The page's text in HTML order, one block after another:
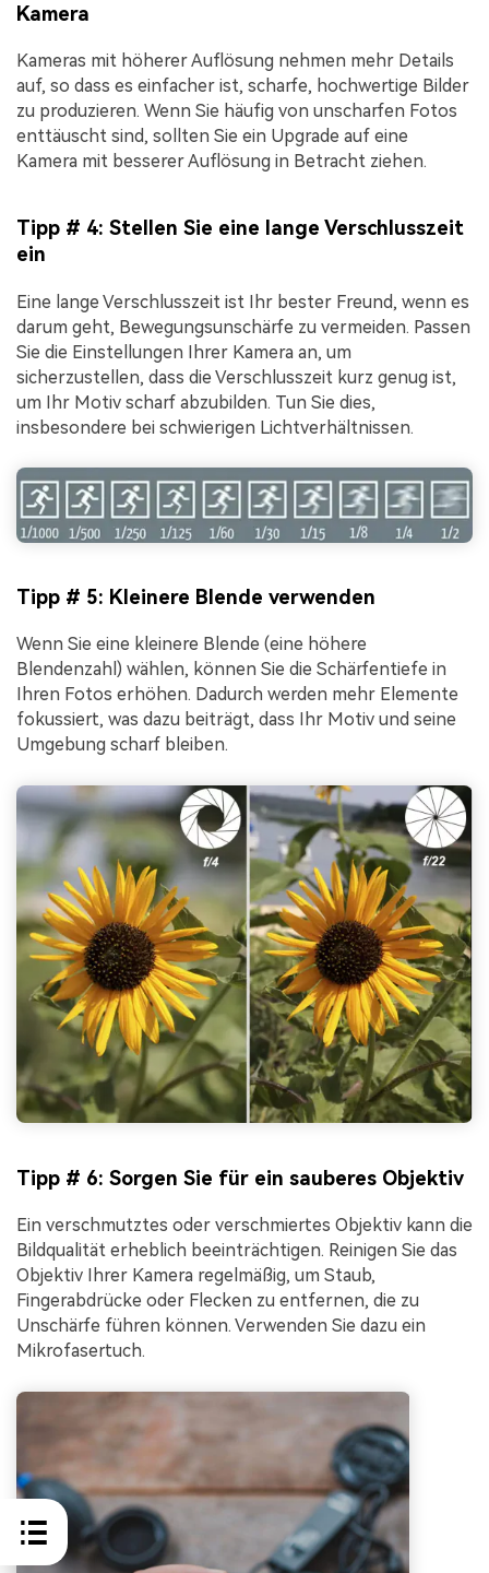
Kamera
Kameras mit höherer Auflösung nehmen mehr Details
auf, so dass es einfacher ist, scharfe, hochwertige Bilder
zu produzieren. Wenn Sie häufig von unscharfen Fotos
enttäuscht sind, sollten Sie ein Upgrade auf eine
Kamera mit besserer Auflösung in Betracht ziehen.
Tipp # 4: Stellen Sie eine lange Verschlusszeit
ein
Eine lange Verschlusszeit ist Ihr bester Freund, wenn es
darum geht, Bewegungsunschärfe zu vermeiden. Passen
Sie die Einstellungen Ihrer Kamera an, um
sicherzustellen, dass die Verschlusszeit kurz genug ist,
um Ihr Motiv scharf abzubilden. Tun Sie dies,
insbesondere bei schwierigen Lichtverhältnissen.
Tipp # 5: Kleinere Blende verwenden
Wenn Sie eine kleinere Blende (eine höhere
Blendenzahl) wählen, können Sie die Schärfentiefe in
Ihren Fotos erhöhen. Dadurch werden mehr Elemente
fokussiert, was dazu beiträgt, dass Ihr Motiv und seine
Umgebung scharf bleiben.
Tipp # 6: Sorgen Sie für ein sauberes Objektiv
Ein verschmutztes oder verschmiertes Objektiv kann die
Bildqualität erheblich beeinträchtigen. Reinigen Sie das
Objektiv Ihrer Kamera regelmäßig, um Staub,
Fingerabdrücke oder Flecken zu entfernen, die zu
Unschärfe führen können. Verwenden Sie dazu ein
Mikrofasertuch.